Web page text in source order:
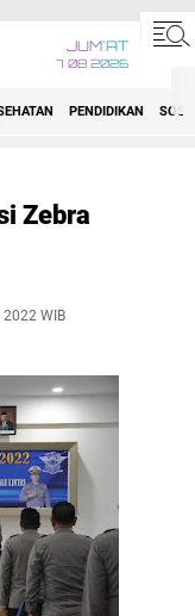
JUM'AT
7 08 2026
PENDIDIKAN
Zebra
2022 WIB